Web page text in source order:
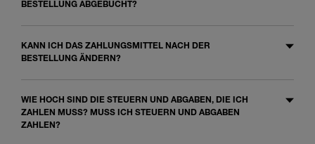
BESTELLUNG ABGEBUCHT?
KANN ICH DAS ZAHLUNGSMITTEL NACH DER
BESTELLUNG ÄNDERN?
WIE HOCH SIND DIE STEUERN UND ABGABEN, DIE ICH
ZAHLEN MUSS? MUSS ICH STEUERN UND ABGABEN
ZAHLEN?